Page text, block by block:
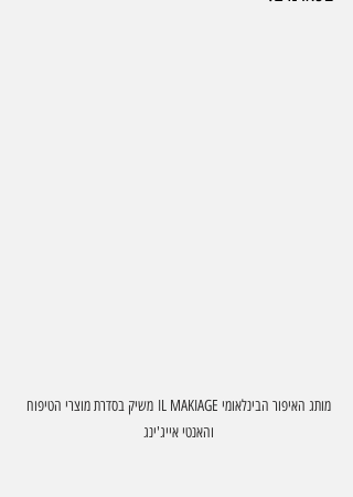
מותג האיפור הבינלאומי IL MAKIAGE משיק בסדרת מוצרי הטיפוח
והאנטי אייג'ינג